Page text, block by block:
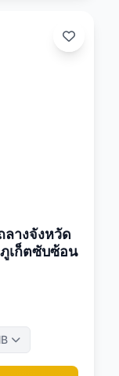
ลางจังหวัด
เก็ตซับซ้อน